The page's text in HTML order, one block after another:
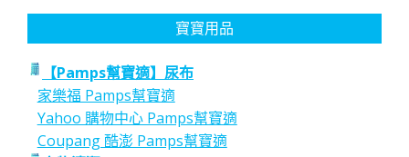
寶寶用品
【Pamps幫寶適】尿布
家樂福 Pamps幫寶適
Yahoo 購物中心 Pamps幫寶適
Coupang 酷澎 Pamps幫寶適